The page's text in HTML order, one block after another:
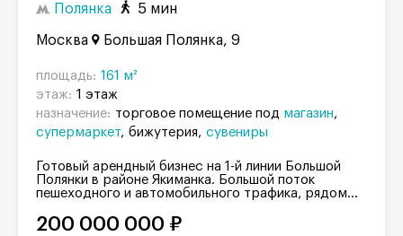
Полянка 5 мин
Москва Большая Полянка, 9
площадь: 161 м²
этаж: 1 этаж
назначение: торговое помещение под магазин
супермаркет бижутерия сувениры
Готовый арендный бизнес на 1-й линии Большой
Полянки в районе Якиманка. Большой поток
пешеходного и автомобильного трафика, рядом...
200 000 000 ₽